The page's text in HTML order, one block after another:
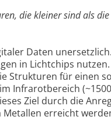
die kleiner sind als die
Daten
in Lichtchips nutzen.
Strukturen für einen
Infrarotbereich (~1500
Ziel durch die
erreicht